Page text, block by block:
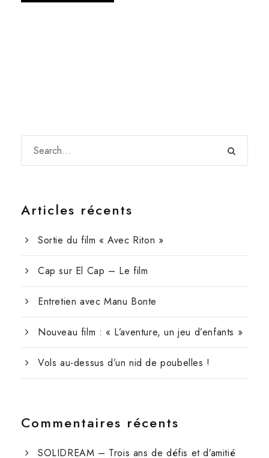
Articles récents
Sortie du film « Avec Riton »
Cap sur El Cap – Le film
Entretien avec Manu Bonte
Nouveau film : « L’aventure, un jeu d’enfants »
Vols au-dessus d’un nid de poubelles !
Commentaires récents
SOLIDREAM – Trois ans de défis et d’amitié